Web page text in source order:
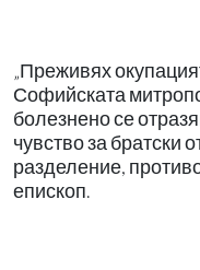
„Преживях
Софийската
болезнено се
чувство за братски
разделение,
епископ.